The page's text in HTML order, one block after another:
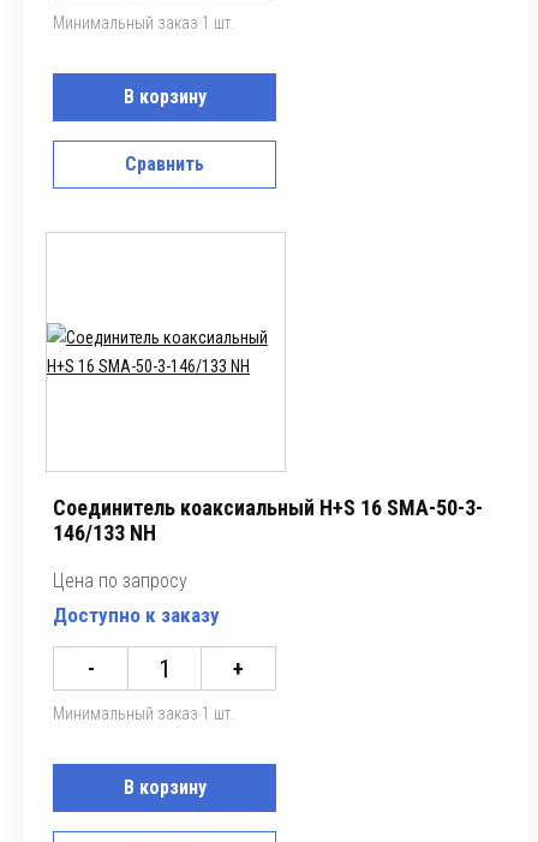
Минимальный заказ 1 шт.
В корзину
Сравнить
Соединитель коаксиальный H+S 16 SMA-50-3-
146/133 NH
Цена по запросу
Доступно к заказу
- +
Минимальный заказ 1 шт.
В корзину